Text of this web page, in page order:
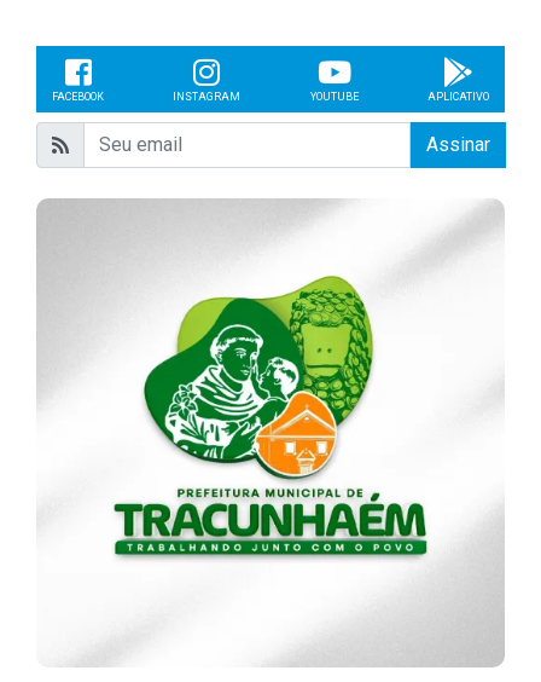
FACEBOOK INSTAGRAM YOUTUBE APLICATIVO
Assinar